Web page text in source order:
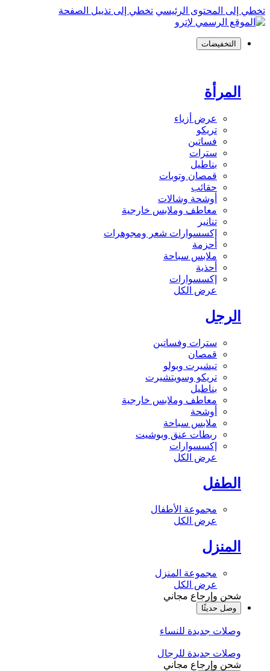
تخطي إلى المحتوى الرئيسي تخطي إلى تذييل الصفحة
التخفيضات
المرأة
عرض أزياء
تريكو
فساتين
سترات
بناطيل
قمصان وتوبات
حقائب
أوشحة وشالات
معاطف وملابس خارجية
تنانير
إكسسوارات شعر ومجوهرات
أحزمة
ملابس سباحة
أحذية
إكسسوارات
عرض الكل
الرجل
سترات وفساتين
قمصان
تيشيرت وبولو
تريكو وسويتشيرت
بناطيل
معاطف وملابس خارجية
أوشحة
ملابس سباحة
ربطات عنق وبوشيت
إكسسوارات
عرض الكل
الطفل
مجموعة الأطفال
عرض الكل
المنزل
مجموعة المنزل
عرض الكل
شحن وإرجاع مجاني
وصل حديثًا
وصلات جديدة للنساء
وصلات جديدة للرجال
شحن وإرجاع مجاني